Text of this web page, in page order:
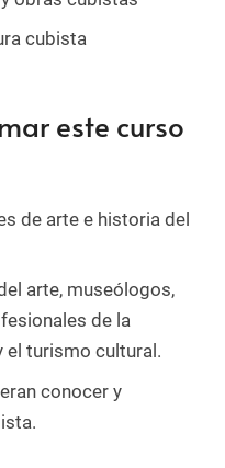
cubista
este curso
de arte e historia del
arte, museólogos,
de la
el turismo cultural.
conocer y